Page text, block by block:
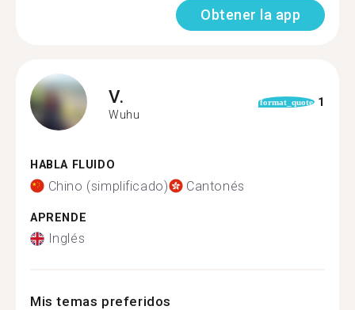
Obtener la app
V.
Wuhu
format_quote 1
HABLA FLUIDO
Chino (simplificado) Cantonés
APRENDE
Inglés
Mis temas preferidos